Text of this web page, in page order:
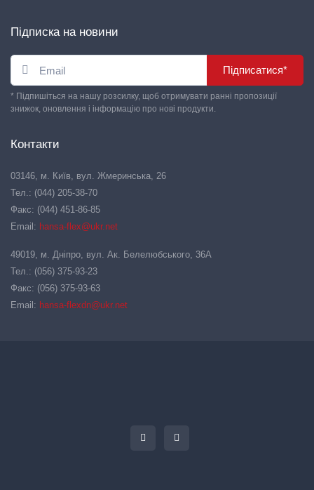
Підписка на новини
Підписатися*
* Підпишіться на нашу розсилку, щоб отримувати ранні пропозиції
знижок, оновлення і інформацію про нові продукти.
Контакти
03146, м. Київ, вул. Жмеринська, 26
Тел.: (044) 205-38-70
Факс: (044) 451-86-85
Email: hansa-flex@ukr.net
49019, м. Дніпро, вул. Ак. Белелюбського, 36А
Тел.: (056) 375-93-23
Факс: (056) 375-93-63
Email: hansa-flexdn@ukr.net